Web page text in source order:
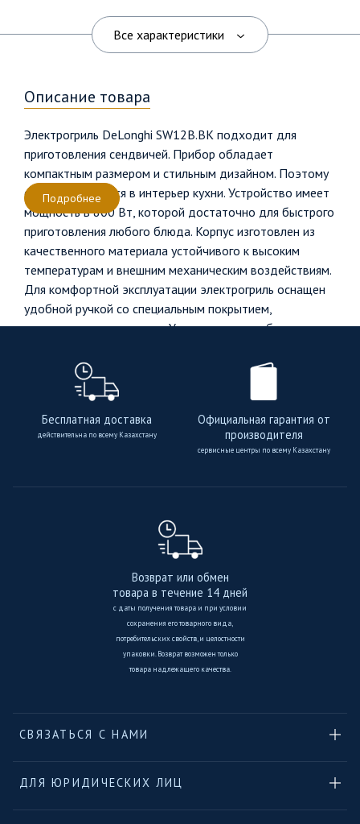
Все характеристики
Описание товара
Электрогриль DeLonghi SW12B.BK подходит для
приготовления сендвичей. Прибор обладает
компактным размером и стильным дизайном. Поэтому
отлично впишется в интерьер кухни. Устройство имеет
мощность в 800 Вт, которой достаточно для быстрого
приготовления любого блюда. Корпус изготовлен из
качественного материала устойчивого к высоким
температурам и внешним механическим воздействиям.
Для комфортной эксплуатации электрогриль оснащен
удобной ручкой со специальным покрытием,
защищающим от нагрева. Ухаживать за прибором
элементу и поддону, куда стекает весь лишний жир.
Внутренняя поверхность оснащена специальным
покрытием, что гарантирует качественную прожарку и
исключает прилипание продуктов
Подробнее
Бесплатная доставка
действительна по всему Казахстану
Официальная гарантия от
производителя
сервисные центры по всему Казахстану
Возврат или обмен
товара в течение 14 дней
с даты получения товара и при условии
сохранения его товарного вида,
потребительских свойств, и целостности
упаковки. Возврат возможен только
товара надлежащего качества.
СВЯЗАТЬСЯ С НАМИ
ДЛЯ ЮРИДИЧЕСКИХ ЛИЦ